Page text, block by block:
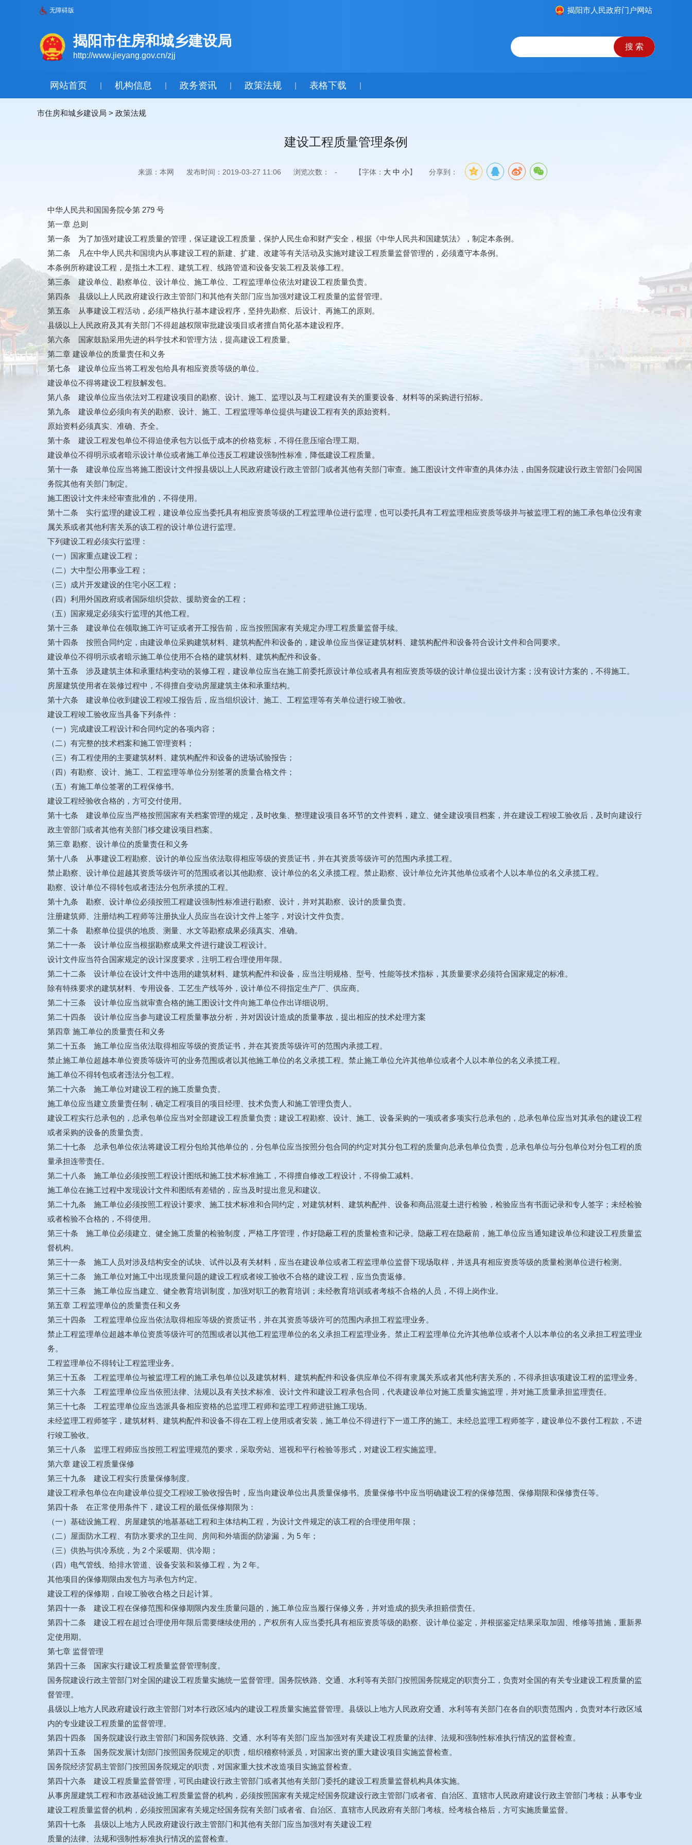
无障碍版 揭阳市人民政府门户网站
揭阳市住房和城乡建设局
http://www.jieyang.gov.cn/zjj
网站首页 | 机构信息 | 政务资讯 | 政策法规 | 表格下载 |
市住房和城乡建设局 > 政策法规
建设工程质量管理条例
来源：本网 发布时间：2019-03-27 11:06 浏览次数： - 【字体： 大 中 小】 分享到：
中华人民共和国国务院令第 279 号
第一章 总则
第一条 为了加强对建设工程质量的管理，保证建设工程质量，保护人民生命和财产安全，根据《中华人民共和国建筑法》，制定本条例。
第二条 凡在中华人民共和国境内从事建设工程的新建、扩建、改建等有关活动及实施对建设工程质量监督管理的，必须遵守本条例。
本条例所称建设工程，是指土木工程、建筑工程、线路管道和设备安装工程及装修工程。
第三条 建设单位、勘察单位、设计单位、施工单位、工程监理单位依法对建设工程质量负责。
第四条 县级以上人民政府建设行政主管部门和其他有关部门应当加强对建设工程质量的监督管理。
第五条 从事建设工程活动，必须严格执行基本建设程序，坚持先勘察、后设计、再施工的原则。
县级以上人民政府及其有关部门不得超越权限审批建设项目或者擅自简化基本建设程序。
第六条 国家鼓励采用先进的科学技术和管理方法，提高建设工程质量。
第二章 建设单位的质量责任和义务
第七条 建设单位应当将工程发包给具有相应资质等级的单位。
建设单位不得将建设工程肢解发包。
第八条 建设单位应当依法对工程建设项目的勘察、设计、施工、监理以及与工程建设有关的重要设备、材料等的采购进行招标。
第九条 建设单位必须向有关的勘察、设计、施工、工程监理等单位提供与建设工程有关的原始资料。
原始资料必须真实、准确、齐全。
第十条 建设工程发包单位不得迫使承包方以低于成本的价格竞标，不得任意压缩合理工期。
建设单位不得明示或者暗示设计单位或者施工单位违反工程建设强制性标准，降低建设工程质量。
第十一条 建设单位应当将施工图设计文件报县级以上人民政府建设行政主管部门或者其他有关部门审查。施工图设计文件审查的具体办法，由国务院建设行政主管部门会同国
务院其他有关部门制定。
施工图设计文件未经审查批准的，不得使用。
第十二条 实行监理的建设工程，建设单位应当委托具有相应资质等级的工程监理单位进行监理，也可以委托具有工程监理相应资质等级并与被监理工程的施工承包单位没有隶
属关系或者其他利害关系的该工程的设计单位进行监理。
下列建设工程必须实行监理：
（一）国家重点建设工程；
（二）大中型公用事业工程；
（三）成片开发建设的住宅小区工程；
（四）利用外国政府或者国际组织贷款、援助资金的工程；
（五）国家规定必须实行监理的其他工程。
第十三条 建设单位在领取施工许可证或者开工报告前，应当按照国家有关规定办理工程质量监督手续。
第十四条 按照合同约定，由建设单位采购建筑材料、建筑构配件和设备的，建设单位应当保证建筑材料、建筑构配件和设备符合设计文件和合同要求。
建设单位不得明示或者暗示施工单位使用不合格的建筑材料、建筑构配件和设备。
第十五条 涉及建筑主体和承重结构变动的装修工程，建设单位应当在施工前委托原设计单位或者具有相应资质等级的设计单位提出设计方案；没有设计方案的，不得施工。
房屋建筑使用者在装修过程中，不得擅自变动房屋建筑主体和承重结构。
第十六条 建设单位收到建设工程竣工报告后，应当组织设计、施工、工程监理等有关单位进行竣工验收。
建设工程竣工验收应当具备下列条件：
（一）完成建设工程设计和合同约定的各项内容；
（二）有完整的技术档案和施工管理资料；
（三）有工程使用的主要建筑材料、建筑构配件和设备的进场试验报告；
（四）有勘察、设计、施工、工程监理等单位分别签署的质量合格文件；
（五）有施工单位签署的工程保修书。
建设工程经验收合格的，方可交付使用。
第十七条 建设单位应当严格按照国家有关档案管理的规定，及时收集、整理建设项目各环节的文件资料，建立、健全建设项目档案，并在建设工程竣工验收后，及时向建设行
政主管部门或者其他有关部门移交建设项目档案。
第三章 勘察、设计单位的质量责任和义务
第十八条 从事建设工程勘察、设计的单位应当依法取得相应等级的资质证书，并在其资质等级许可的范围内承揽工程。
禁止勘察、设计单位超越其资质等级许可的范围或者以其他勘察、设计单位的名义承揽工程。禁止勘察、设计单位允许其他单位或者个人以本单位的名义承揽工程。
勘察、设计单位不得转包或者违法分包所承揽的工程。
第十九条 勘察、设计单位必须按照工程建设强制性标准进行勘察、设计，并对其勘察、设计的质量负责。
注册建筑师、注册结构工程师等注册执业人员应当在设计文件上签字，对设计文件负责。
第二十条 勘察单位提供的地质、测量、水文等勘察成果必须真实、准确。
第二十一条 设计单位应当根据勘察成果文件进行建设工程设计。
设计文件应当符合国家规定的设计深度要求，注明工程合理使用年限。
第二十二条 设计单位在设计文件中选用的建筑材料、建筑构配件和设备，应当注明规格、型号、性能等技术指标，其质量要求必须符合国家规定的标准。
除有特殊要求的建筑材料、专用设备、工艺生产线等外，设计单位不得指定生产厂、供应商。
第二十三条 设计单位应当就审查合格的施工图设计文件向施工单位作出详细说明。
第二十四条 设计单位应当参与建设工程质量事故分析，并对因设计造成的质量事故，提出相应的技术处理方案
第四章 施工单位的质量责任和义务
第二十五条 施工单位应当依法取得相应等级的资质证书，并在其资质等级许可的范围内承揽工程。
禁止施工单位超越本单位资质等级许可的业务范围或者以其他施工单位的名义承揽工程。禁止施工单位允许其他单位或者个人以本单位的名义承揽工程。
施工单位不得转包或者违法分包工程。
第二十六条 施工单位对建设工程的施工质量负责。
施工单位应当建立质量责任制，确定工程项目的项目经理、技术负责人和施工管理负责人。
建设工程实行总承包的，总承包单位应当对全部建设工程质量负责；建设工程勘察、设计、施工、设备采购的一项或者多项实行总承包的，总承包单位应当对其承包的建设工程
或者采购的设备的质量负责。
第二十七条 总承包单位依法将建设工程分包给其他单位的，分包单位应当按照分包合同的约定对其分包工程的质量向总承包单位负责，总承包单位与分包单位对分包工程的质
量承担连带责任。
第二十八条 施工单位必须按照工程设计图纸和施工技术标准施工，不得擅自修改工程设计，不得偷工减料。
施工单位在施工过程中发现设计文件和图纸有差错的，应当及时提出意见和建议。
第二十九条 施工单位必须按照工程设计要求、施工技术标准和合同约定，对建筑材料、建筑构配件、设备和商品混凝土进行检验，检验应当有书面记录和专人签字；未经检验
或者检验不合格的，不得使用。
第三十条 施工单位必须建立、健全施工质量的检验制度，严格工序管理，作好隐蔽工程的质量检查和记录。隐蔽工程在隐蔽前，施工单位应当通知建设单位和建设工程质量监
督机构。
第三十一条 施工人员对涉及结构安全的试块、试件以及有关材料，应当在建设单位或者工程监理单位监督下现场取样，并送具有相应资质等级的质量检测单位进行检测。
第三十二条 施工单位对施工中出现质量问题的建设工程或者竣工验收不合格的建设工程，应当负责返修。
第三十三条 施工单位应当建立、健全教育培训制度，加强对职工的教育培训；未经教育培训或者考核不合格的人员，不得上岗作业。
第五章 工程监理单位的质量责任和义务
第三十四条 工程监理单位应当依法取得相应等级的资质证书，并在其资质等级许可的范围内承担工程监理业务。
禁止工程监理单位超越本单位资质等级许可的范围或者以其他工程监理单位的名义承担工程监理业务。禁止工程监理单位允许其他单位或者个人以本单位的名义承担工程监理业
务。
工程监理单位不得转让工程监理业务。
第三十五条 工程监理单位与被监理工程的施工承包单位以及建筑材料、建筑构配件和设备供应单位不得有隶属关系或者其他利害关系的，不得承担该项建设工程的监理业务。
第三十六条 工程监理单位应当依照法律、法规以及有关技术标准、设计文件和建设工程承包合同，代表建设单位对施工质量实施监理，并对施工质量承担监理责任。
第三十七条 工程监理单位应当选派具备相应资格的总监理工程师和监理工程师进驻施工现场。
未经监理工程师签字，建筑材料、建筑构配件和设备不得在工程上使用或者安装，施工单位不得进行下一道工序的施工。未经总监理工程师签字，建设单位不拨付工程款，不进
行竣工验收。
第三十八条 监理工程师应当按照工程监理规范的要求，采取旁站、巡视和平行检验等形式，对建设工程实施监理。
第六章 建设工程质量保修
第三十九条 建设工程实行质量保修制度。
建设工程承包单位在向建设单位提交工程竣工验收报告时，应当向建设单位出具质量保修书。质量保修书中应当明确建设工程的保修范围、保修期限和保修责任等。
第四十条 在正常使用条件下，建设工程的最低保修期限为：
（一）基础设施工程、房屋建筑的地基基础工程和主体结构工程，为设计文件规定的该工程的合理使用年限；
（二）屋面防水工程、有防水要求的卫生间、房间和外墙面的防渗漏，为 5 年；
（三）供热与供冷系统，为 2 个采暖期、供冷期；
（四）电气管线、给排水管道、设备安装和装修工程，为 2 年。
其他项目的保修期限由发包方与承包方约定。
建设工程的保修期，自竣工验收合格之日起计算。
第四十一条 建设工程在保修范围和保修期限内发生质量问题的，施工单位应当履行保修义务，并对造成的损失承担赔偿责任。
第四十二条 建设工程在超过合理使用年限后需要继续使用的，产权所有人应当委托具有相应资质等级的勘察、设计单位鉴定，并根据鉴定结果采取加固、维修等措施，重新界
定使用期。
第七章 监督管理
第四十三条 国家实行建设工程质量监督管理制度。
国务院建设行政主管部门对全国的建设工程质量实施统一监督管理。国务院铁路、交通、水利等有关部门按照国务院规定的职责分工，负责对全国的有关专业建设工程质量的监
督管理。
县级以上地方人民政府建设行政主管部门对本行政区域内的建设工程质量实施监督管理。县级以上地方人民政府交通、水利等有关部门在各自的职责范围内，负责对本行政区域
内的专业建设工程质量的监督管理。
第四十四条 国务院建设行政主管部门和国务院铁路、交通、水利等有关部门应当加强对有关建设工程质量的法律、法规和强制性标准执行情况的监督检查。
第四十五条 国务院发展计划部门按照国务院规定的职责，组织稽察特派员，对国家出资的重大建设项目实施监督检查。
国务院经济贸易主管部门按照国务院规定的职责，对国家重大技术改造项目实施监督检查。
第四十六条 建设工程质量监督管理，可民由建设行政主管部门或者其他有关部门委托的建设工程质量监督机构具体实施。
从事房屋建筑工程和市政基础设施工程质量监督的机构，必须按照国家有关规定经国务院建设行政主管部门或者省、自治区、直辖市人民政府建设行政主管部门考核；从事专业
建设工程质量监督的机构，必须按照国家有关规定经国务院有关部门或者省、自治区、直辖市人民政府有关部门考核。经考核合格后，方可实施质量监督。
第四十七条 县级以上地方人民政府建设行政主管部门和其他有关部门应当加强对有关建设工程
质量的法律、法规和强制性标准执行情况的监督检查。